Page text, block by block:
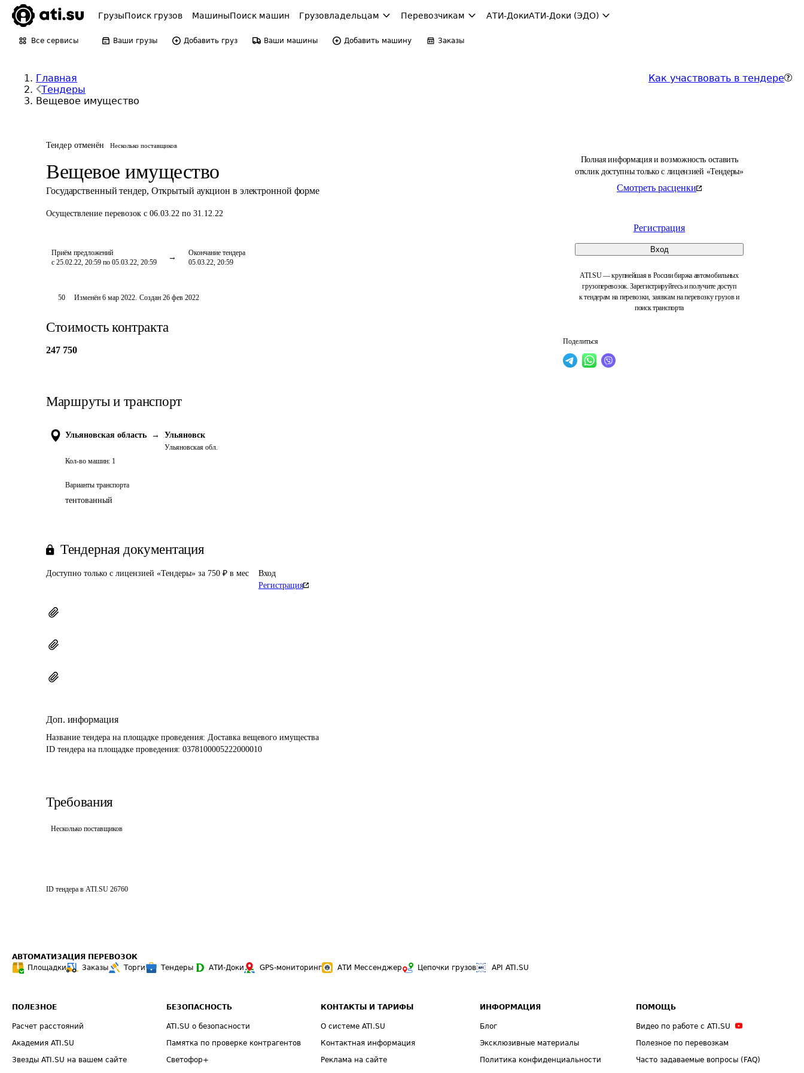
ГрузыПоиск грузов МашиныПоиск машин Грузовладельцам Перевозчикам АТИ-ДокиАТИ-Доки (ЭДО)
Все сервисы Ваши грузы Добавить груз Ваши машины Добавить машину Заказы
Главная
Тендеры
Вещевое имущество
Как участвовать в тендере
Тендер отменён Несколько поставщиков
Вещевое имущество
Государственный тендер, Открытый аукцион в электронной форме
Осуществление перевозок с 06.03.22 по 31.12.22
Приём предложений
с 25.02.22, 20:59 по 05.03.22, 20:59
Окончание тендера
05.03.22, 20:59
Полная информация и возможность оставить
отклик доступны только с лицензией «Тендеры»
Смотреть расценки
Регистрация
Вход
ATI.SU — крупнейшая в России биржа автомобильных
грузоперевозок. Зарегистрируйтесь и получите доступ
к тендерам на перевозки, заявкам на перевозку грузов и
поиск транспорта
Поделиться
50 Изменён6 мар 2022. Создан 26 фев 2022
Стоимость контракта
247 750
Маршруты и транспорт
Ульяновская область → Ульяновск
Ульяновская обл.
Кол-во машин: 1
Варианты транспорта
тентованный
Тендерная документация
Доступно только с лицензией «Тендеры» за 750 ₽ в мес
Вход
Регистрация
Доп. информация
Название тендера на площадке проведения: Доставка вещевого имущества
ID тендера на площадке проведения: 0378100005222000010
Требования
Несколько поставщиков
ID тендера в ATI.SU 26760
АВТОМАТИЗАЦИЯ ПЕРЕВОЗОК
Площадки
Заказы Торги Тендеры АТИ-Доки GPS-мониторинг АТИ Мессенджер Цепочки грузов API ATI.SU
ПОЛЕЗНОЕ
Расчет расстояний
Академия ATI.SU
Звезды ATI.SU на вашем сайте
БЕЗОПАСНОСТЬ
ATI.SU о безопасности
Памятка по проверке контрагентов
Светофор+
КОНТАКТЫ И ТАРИФЫ
О системе ATI.SU
Контактная информация
Реклама на сайте
ИНФОРМАЦИЯ
Блог
Эксклюзивные материалы
Политика конфиденциальности
ПОМОЩЬ
Видео по работе с ATI.SU
Полезное по перевозкам
Часто задаваемые вопросы (FAQ)